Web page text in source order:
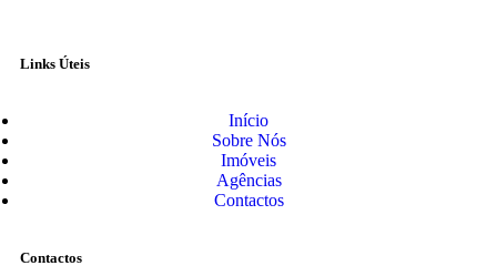
Links Úteis
Início
Sobre Nós
Imóveis
Agências
Contactos
Contactos